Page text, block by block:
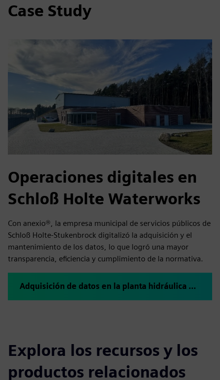
Case Study
Operaciones digitales en
Schloß Holte Waterworks
Con anexio®, la empresa municipal de servicios públicos de
Schloß Holte-Stukenbrock digitalizó la adquisición y el
mantenimiento de los datos, lo que logró una mayor
transparencia, eficiencia y cumplimiento de la normativa.
Adquisición de datos en la planta hidráulica de Schloß Holte-Stukenbrock con anexio®
Explora los recursos y los
productos relacionados